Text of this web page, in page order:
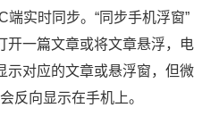
端实时同步。“同步手机浮窗”
开一篇文章或将文章悬浮，电
示对应的文章或悬浮窗，但微
反向显示在手机上。